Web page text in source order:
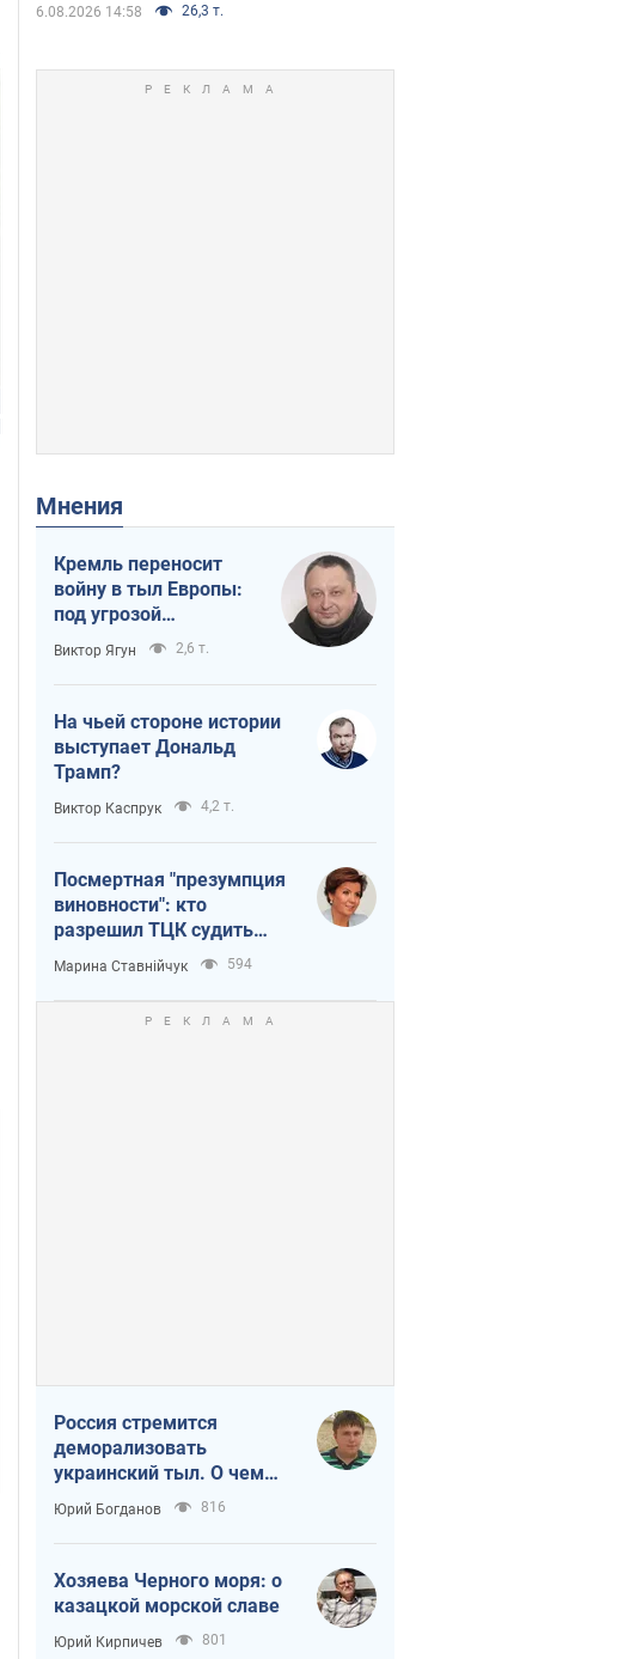
6.08.2026 14:58 26,3 т.
Мнения
Кремль переносит
войну в тыл Европы:
под угрозой
критическая
логистика
Виктор Ягун 2,6 т.
На чьей стороне истории
выступает Дональд
Трамп?
Виктор Каспрук 4,2 т.
Посмертная "презумпция
виновности": кто
разрешил ТЦК судить
погибших защитников
Марина Ставнійчук 594
Россия стремится
деморализовать
украинский тыл. О чем
стоит себе напомнить
Юрий Богданов 816
Хозяева Черного моря: о
казацкой морской славе
Юрий Кирпичев 801